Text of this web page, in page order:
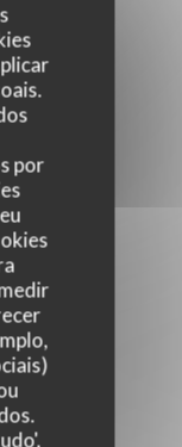
por